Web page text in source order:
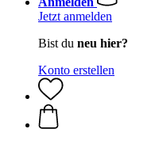
Jetzt anmelden
Bist du neu hier?
Konto erstellen